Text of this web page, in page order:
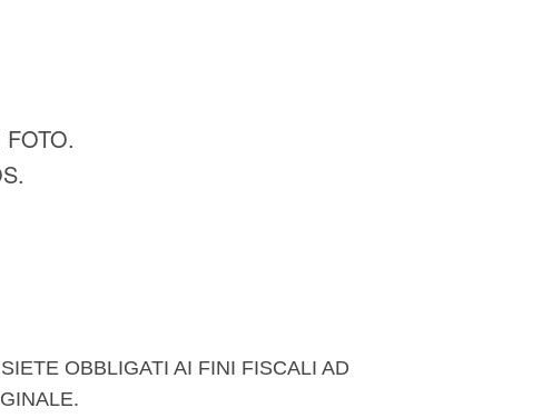
OBBLIGATI AI FINI FISCALI AD